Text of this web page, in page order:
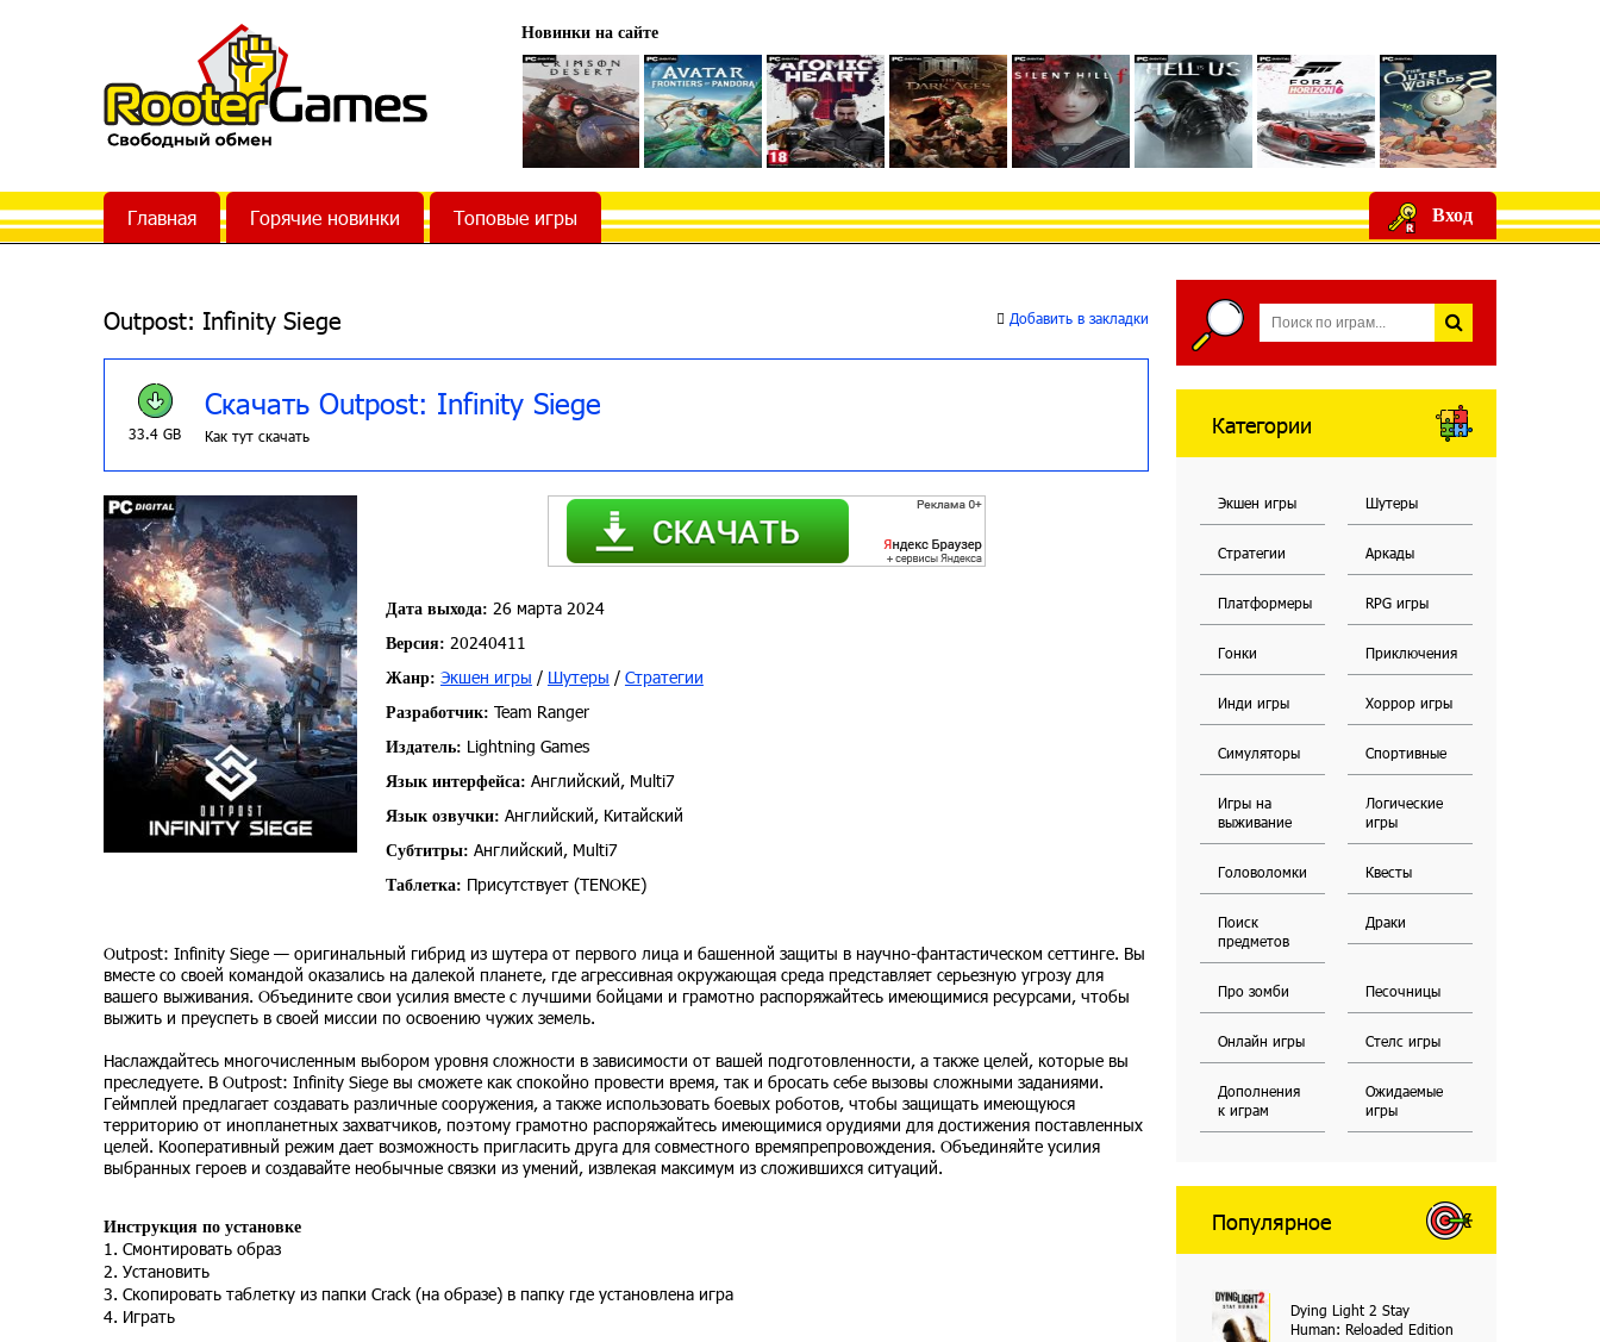
Новинки на сайте
Главная Горячие новинки Топовые игры Вход
Outpost: Infinity Siege Добавить в закладки
33.4 GB
Скачать Outpost: Infinity Siege
Как тут скачать
Дата выхода: 26 марта 2024
Версия: 20240411
Жанр: Экшен игры / Шутеры / Стратегии
Разработчик: Team Ranger
Издатель: Lightning Games
Язык интерфейса: Английский, Multi7
Язык озвучки: Английский, Китайский
Субтитры: Английский, Multi7
Таблетка: Присутствует (TENOKE)
Outpost: Infinity Siege — оригинальный гибрид из шутера от первого лица и башенной защиты в научно-фантастическом сеттинге. Вы
вместе со своей командой оказались на далекой планете, где агрессивная окружающая среда представляет серьезную угрозу для
вашего выживания. Объедините свои усилия вместе с лучшими бойцами и грамотно распоряжайтесь имеющимися ресурсами, чтобы
выжить и преуспеть в своей миссии по освоению чужих земель.
Наслаждайтесь многочисленным выбором уровня сложности в зависимости от вашей подготовленности, а также целей, которые вы
преследуете. В Outpost: Infinity Siege вы сможете как спокойно провести время, так и бросать себе вызовы сложными заданиями.
Геймплей предлагает создавать различные сооружения, а также использовать боевых роботов, чтобы защищать имеющуюся
территорию от инопланетных захватчиков, поэтому грамотно распоряжайтесь имеющимися орудиями для достижения поставленных
целей. Кооперативный режим дает возможность пригласить друга для совместного времяпрепровождения. Объединяйте усилия
выбранных героев и создавайте необычные связки из умений, извлекая максимум из сложившихся ситуаций.
Инструкция по установке
1. Смонтировать образ
2. Установить
3. Скопировать таблетку из папки Crack (на образе) в папку где установлена игра
4. Играть
Категории
Экшен игры Шутеры
Стратегии Аркады
Платформеры RPG игры
Гонки Приключения
Инди игры Хоррор игры
Симуляторы Спортивные
Игры на
выживание
Логические
игры
Головоломки Квесты
Поиск
предметов
Драки
Про зомби Песочницы
Онлайн игры Стелс игры
Дополнения
к играм
Ожидаемые
игры
Популярное
Dying Light 2 Stay
Human: Reloaded Edition